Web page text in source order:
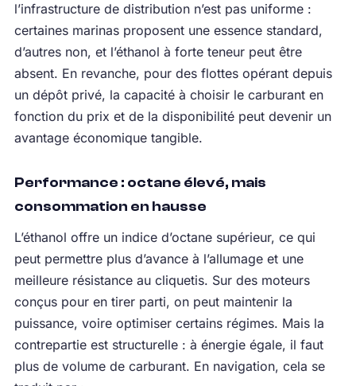
l’infrastructure de distribution n’est pas uniforme :
certaines marinas proposent une essence standard,
d’autres non, et l’éthanol à forte teneur peut être
absent. En revanche, pour des flottes opérant depuis
un dépôt privé, la capacité à choisir le carburant en
fonction du prix et de la disponibilité peut devenir un
avantage économique tangible.
Performance : octane élevé, mais
consommation en hausse
L’éthanol offre un indice d’octane supérieur, ce qui
peut permettre plus d’avance à l’allumage et une
meilleure résistance au cliquetis. Sur des moteurs
conçus pour en tirer parti, on peut maintenir la
puissance, voire optimiser certains régimes. Mais la
contrepartie est structurelle : à énergie égale, il faut
plus de volume de carburant. En navigation, cela se